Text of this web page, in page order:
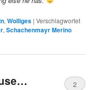
,Wolliges |Verschlagwortet
,Schachenmayr Merino
2